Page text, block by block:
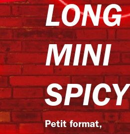
LONG
MINI
SPICY
Petit format,